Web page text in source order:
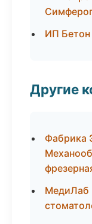
ИП
Другие
Фабрика
МедиЛаб